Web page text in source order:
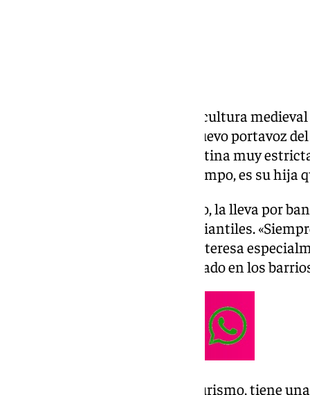
Padre de Adriana, amante de la cultura
así se define Mariano Ruiz, el nuevo portavoz
libros, aunque mantiene una rutina muy
responsabilidades. Y si tiene tiempo, es su hija
La identidad de su barrio, El Palo, la lleva por
vinculado a movimientos estudiantiles.
las cosas», ha señalado. No le interesa
que, como afirma, él está «centrado en los
Es economista y en cuanto al turismo, tiene